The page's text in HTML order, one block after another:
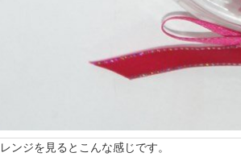
ンジを見るとこんな感じです。